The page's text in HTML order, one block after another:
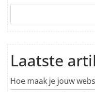
Laatste
Hoe maak je jouw